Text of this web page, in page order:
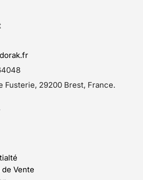
Fusterie, 29200 Brest, France.
Vente